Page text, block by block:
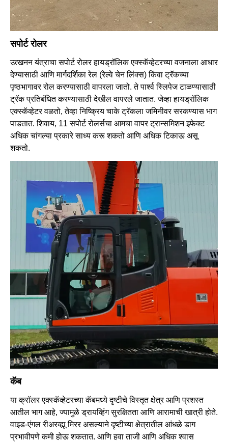
सपोर्ट रोलर
उत्खनन यंत्राचा सपोर्ट रोलर हायड्रॉलिक एक्स्कॅव्हेटरच्या वजनाला आधार
देण्यासाठी आणि मार्गदर्शिका रेल (रेल्वे चेन लिंक्स) किंवा ट्रॅकच्या
पृष्ठभागावर रोल करण्यासाठी वापरला जातो. ते पार्श्व स्लिपेज टाळण्यासाठी
ट्रॅक प्रतिबंधित करण्यासाठी देखील वापरले जातात. जेव्हा हायड्रॉलिक
एक्स्कॅव्हेटर वळतो, तेव्हा निष्क्रिय चाके ट्रॅकला जमिनीवर सरकण्यास भाग
पाडतात. शिवाय, 11 सपोर्ट रोलर्सचा आमचा वापर ट्रान्समिशन इफेक्ट
अधिक चांगल्या प्रकारे साध्य करू शकतो आणि अधिक टिकाऊ असू
शकतो.
कॅब
या क्रॉलर एक्स्कॅव्हेटरच्या कॅबमध्ये दृष्टीचे विस्तृत क्षेत्र आणि प्रशस्त
आतील भाग आहे, ज्यामुळे ड्रायव्हिंग सुरक्षितता आणि आरामाची खात्री होते.
वाइड-एंगल रीअरव्ह्यू मिरर असल्याने दृष्टीच्या क्षेत्रातील आंधळे डाग
प्रभावीपणे कमी होऊ शकतात. आणि हवा ताजी आणि अधिक श्वास